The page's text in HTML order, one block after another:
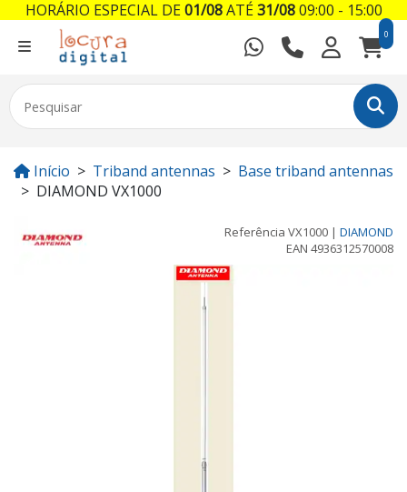
0
Início Triband antennas
Base triband antennas
DIAMOND VX1000
Referência VX1000 | DIAMOND
EAN 4936312570008
HORÁRIO ESPECIAL DE01/08ATÉ31/0809:00 - 15:00